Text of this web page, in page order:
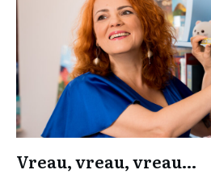
Vreau, vreau, vreau…